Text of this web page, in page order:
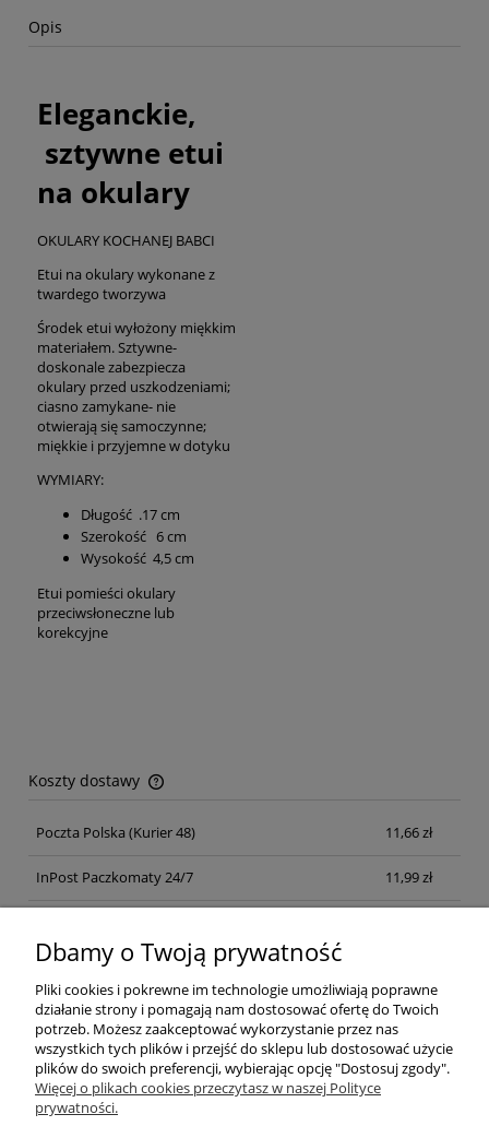
Opis
Eleganckie,
sztywne etui
na okulary
OKULARY KOCHANEJ BABCI
Etui na okulary wykonane z
twardego tworzywa
Środek etui wyłożony miękkim
materiałem. Sztywne-
doskonale zabezpiecza
okulary przed uszkodzeniami;
ciasno zamykane- nie
otwierają się samoczynne;
miękkie i przyjemne w dotyku
WYMIARY:
Długość .17 cm
Szerokość 6 cm
Wysokość 4,5 cm
Etui pomieści okulary
przeciwsłoneczne lub
korekcyjne
Koszty dostawy
Cena nie zawiera ewentualnych kosztów płatności
Poczta Polska (Kurier 48) 11,66 zł
InPost Paczkomaty 24/7 11,99 zł
Pomoc
Dbamy o Twoją prywatność
Pliki cookies i pokrewne im technologie umożliwiają poprawne
działanie strony i pomagają nam dostosować ofertę do Twoich
potrzeb. Możesz zaakceptować wykorzystanie przez nas
wszystkich tych plików i przejść do sklepu lub dostosować użycie
plików do swoich preferencji, wybierając opcję "Dostosuj zgody".
Więcej o plikach cookies przeczytasz w naszej Polityce
prywatności.